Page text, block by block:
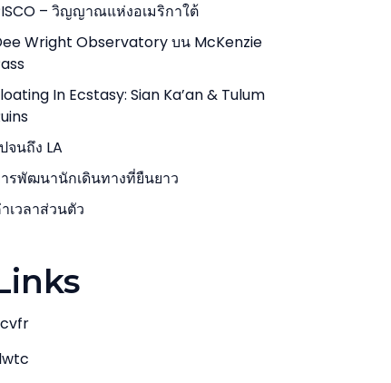
– วิญญาณแห่งอเมริกาใต้
Wright Observatory บน McKenzie
In Ecstasy: Sian Ka’an & Tulum
จนถึง LA
รพัฒนานักเดินทางที่ยืนยาว
เวลาส่วนตัว